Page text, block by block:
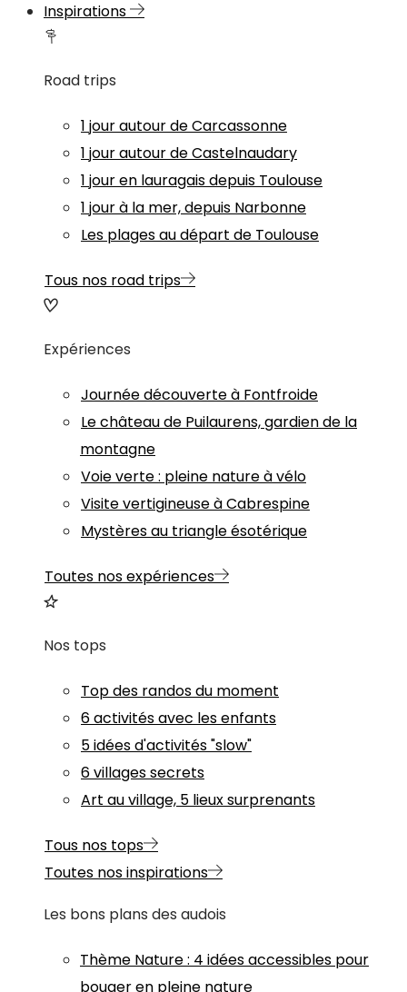
Inspirations
Road trips
1 jour autour de Carcassonne
1 jour autour de Castelnaudary
1 jour en lauragais depuis Toulouse
1 jour à la mer, depuis Narbonne
Les plages au départ de Toulouse
Tous nos road trips
Expériences
Journée découverte à Fontfroide
Le château de Puilaurens, gardien de la
montagne
Voie verte : pleine nature à vélo
Visite vertigineuse à Cabrespine
Mystères au triangle ésotérique
Toutes nos expériences
Nos tops
Top des randos du moment
6 activités avec les enfants
5 idées d'activités "slow"
6 villages secrets
Art au village, 5 lieux surprenants
Tous nos tops
Toutes nos inspirations
Les bons plans des audois
Thème Nature: 4 idées accessibles pour
bouger en pleine nature